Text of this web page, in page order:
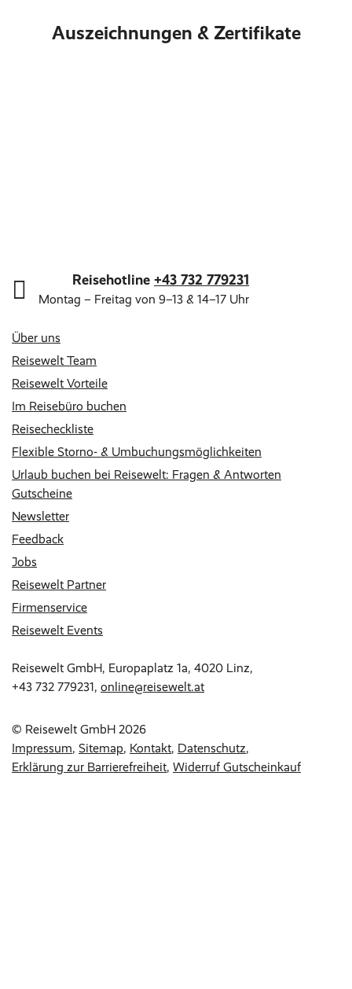
Auszeichnungen & Zertifikate
Über uns
Reisewelt Team
Reisewelt Vorteile
Im Reisebüro buchen
Reisecheckliste
Flexible Storno- & Umbuchungsmöglichkeiten
Urlaub buchen bei Reisewelt: Fragen & Antworten
Gutscheine
Newsletter
Feedback
Jobs
Reisewelt Partner
Firmenservice
Reisewelt Events
Reisehotline +43 732 779231
Montag – Freitag von 9–13 & 14–17 Uhr
Reisewelt GmbH, Europaplatz 1a, 4020 Linz,
+43 732 779231, online@reisewelt.at
© Reisewelt GmbH 2026
Impressum Sitemap Kontakt Datenschutz
Erklärung zur Barrierefreiheit Widerruf Gutscheinkauf